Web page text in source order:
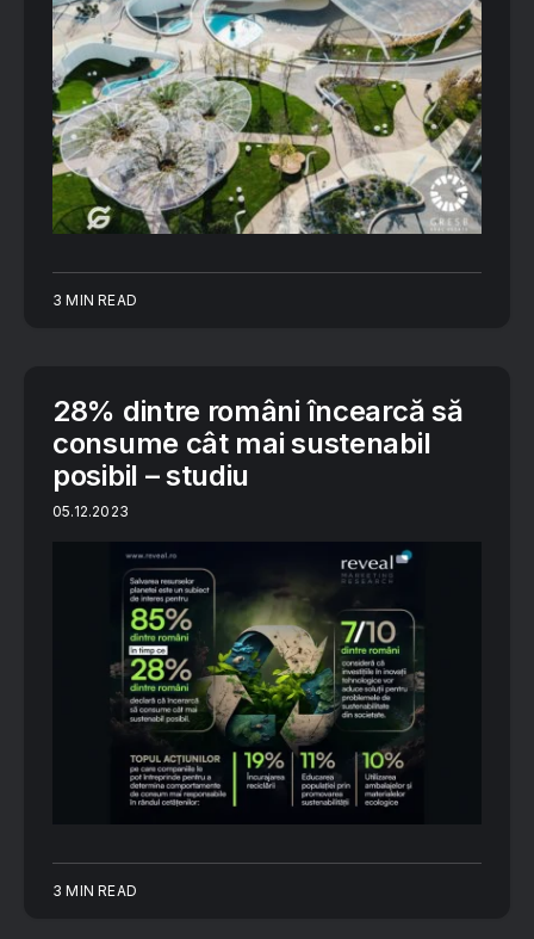
3 MIN READ
28% dintre români încearcă să
consume cât mai sustenabil
posibil – studiu
05.12.2023
3 MIN READ